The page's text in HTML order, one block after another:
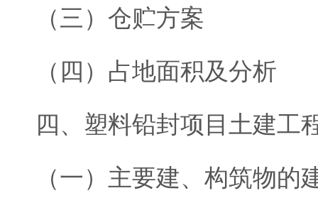
（三）仓贮方案
（四）占地面积及分析
四、塑料铅封项目土建工
（一）主要建、构筑物的